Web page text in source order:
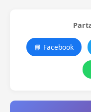
📘 Facebook